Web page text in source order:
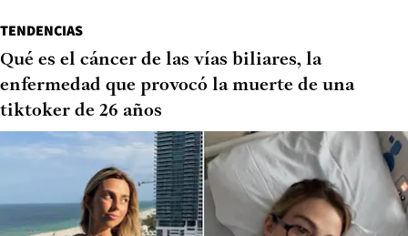
TENDENCIAS
Qué es el cáncer de las vías biliares, la
enfermedad que provocó la muerte de una
tiktoker de 26 años